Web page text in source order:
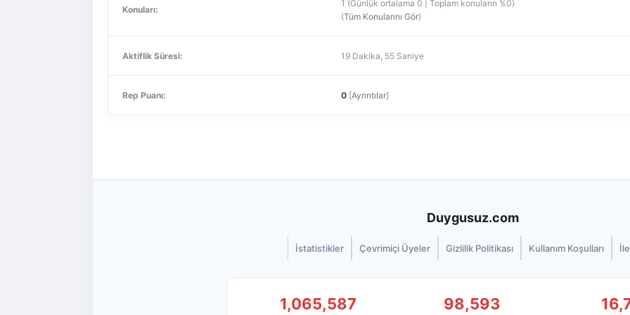
Konuları:
1 (Günlük ortalama 0 | Toplam konuların %0)
(Tüm Konularını Gör)
Aktiflik Süresi: 19 Dakika, 55 Saniye
Rep Puanı: 0 [Ayrıntılar]
Duygusuz.com
İstatistikler Çevrimiçi Üyeler Gizlilik Politikası Kullanım Koşulları
1,065,587 98,593